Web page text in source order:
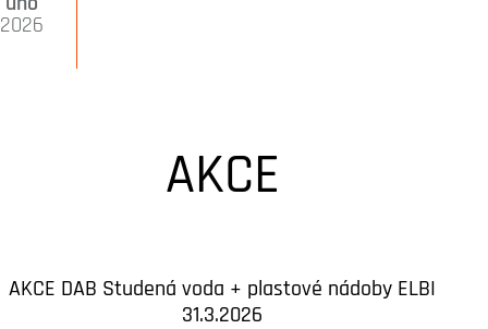
2026
AKCE
AKCE DAB Studená voda + plastové nádoby ELBI
31.3.2026